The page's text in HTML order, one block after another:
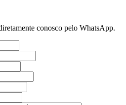
conosco pelo WhatsApp.